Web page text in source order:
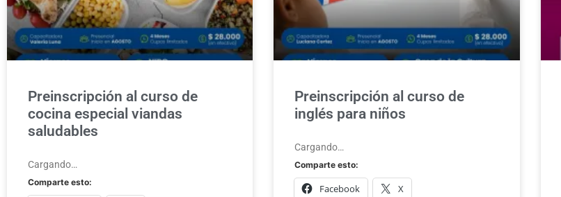
Preinscripción al curso de
cocina especial viandas
saludables
Cargando…
Comparte esto:
Preinscripción al curso de
inglés para niños
Cargando…
Comparte esto:
Facebook X